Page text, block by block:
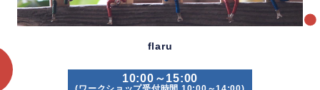
flaru
10:00～15:00